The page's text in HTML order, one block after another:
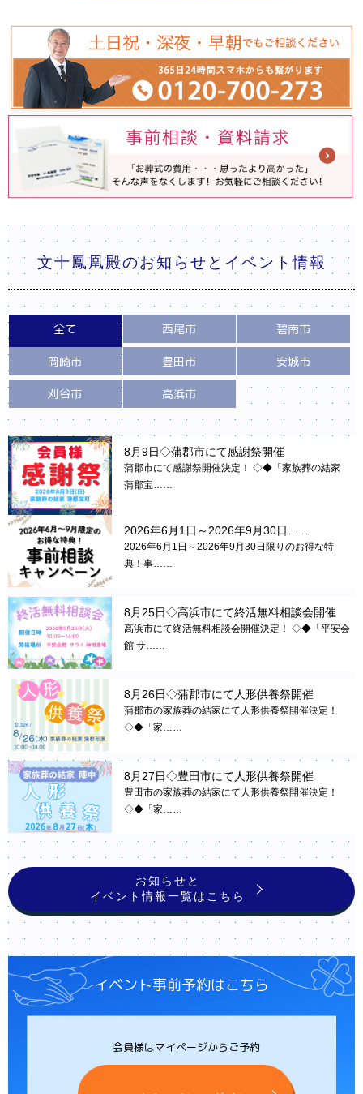
文十鳳凰殿のお知らせとイベント情報
全て 西尾市 碧南市
岡崎市 豊田市 安城市
刈谷市 高浜市
8月9日◇蒲郡市にて感謝祭開催
蒲郡市にて感謝祭開催決定！ ◇◆「家族葬の結家
蒲郡宝……
2026年6月1日～2026年9月30日……
2026年6月1日～2026年9月30日限りのお得な特
典！事……
8月25日◇高浜市にて終活無料相談会開催
高浜市にて終活無料相談会開催決定！ ◇◆「平安会
館 サ……
8月26日◇蒲郡市にて人形供養祭開催
蒲郡市の家族葬の結家にて人形供養祭開催決定！
◇◆「家……
8月27日◇豊田市にて人形供養祭開催
豊田市の家族葬の結家にて人形供養祭開催決定！
◇◆「家……
お知らせと
イベント情報一覧はこちら
イベント事前予約はこちら
会員様はマイページからご予約